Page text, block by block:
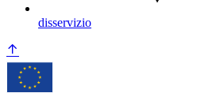
disservizio